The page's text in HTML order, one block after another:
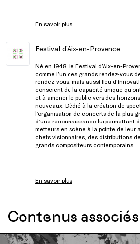
En savoir plus
Festival d’Aix-en-Provence
Né en 1948, le Festival d’Aix-en-
comme l’un des grands rendez-vous
rendez-vous, mais aussi lieu
conscient de la capacité unique
et à amener le public vers des
nouveaux. Dédié à la création de
l’organisation de concerts de la plus
d’une reconnaissance lui permettant
metteurs en scène à la pointe de leur
chefs visionnaires, des distributions
grands compositeurs contemporains.
En savoir plus
Contenus associés